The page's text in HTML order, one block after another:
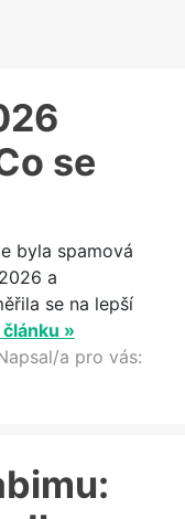
se
byla spamová
a
se na lepší
»
a pro vás: